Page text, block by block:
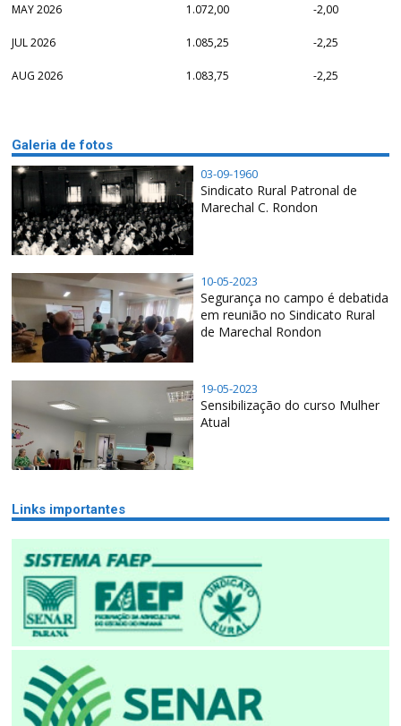
MAY 2026 1.072,00 -2,00
JUL 2026 1.085,25 -2,25
AUG 2026 1.083,75 -2,25
Galeria de fotos
03-09-1960
Sindicato Rural Patronal de
Marechal C. Rondon
10-05-2023
Segurança no campo é debatida
em reunião no Sindicato Rural
de Marechal Rondon
19-05-2023
Sensibilização do curso Mulher
Atual
Links importantes